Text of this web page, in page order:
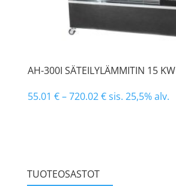
AH-300I SÄTEILYLÄMMITIN 15 KW
55.01 €–720.02€sis. 25,5% alv.
TUOTEOSASTOT